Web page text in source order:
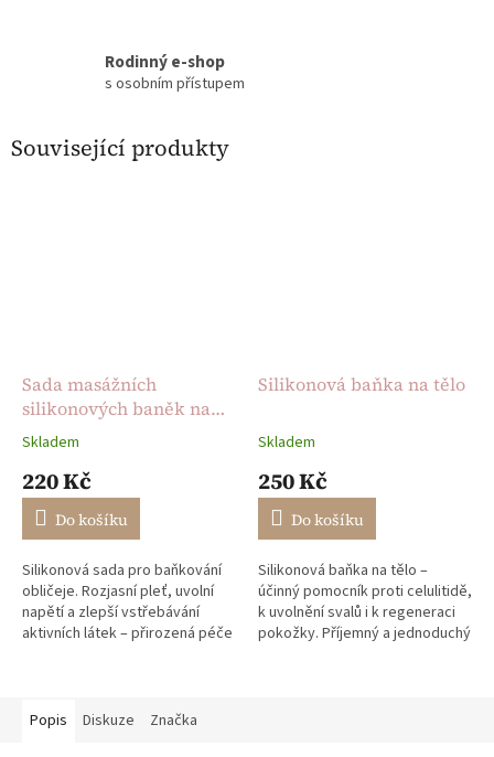
Rodinný e-shop
s osobním přístupem
Související produkty
Sada masážních
silikonových baněk na
obličej
Průměrné
hodnocení
produktu
5,0
5
hvězdiček.
Skladem
220 Kč
Do košíku
Silikonová sada pro baňkování
obličeje. Rozjasní pleť, uvolní
napětí a zlepší vstřebávání
aktivních látek – přirozená péče
Silikonová baňka na tělo
Průměrné
hodnocení
produktu
5,0
5
hvězdiček.
Skladem
250 Kč
Do košíku
Silikonová baňka na tělo –
účinný pomocník proti celulitidě,
k uvolnění svalů i k regeneraci
pokožky. Příjemný a jednoduchý
Popis Diskuze Značka